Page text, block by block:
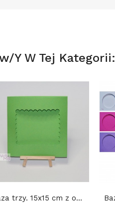
y W Tej Kategorii:
Baza trzy. 15x15 cm z okienkiem: Prostokąt...